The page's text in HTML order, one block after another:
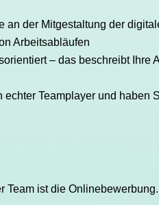
an der Mitgestaltung der
Arbeitsabläufen
– das beschreibt Ihre
echter Teamplayer und haben
Team ist die Onlinebewerbung.